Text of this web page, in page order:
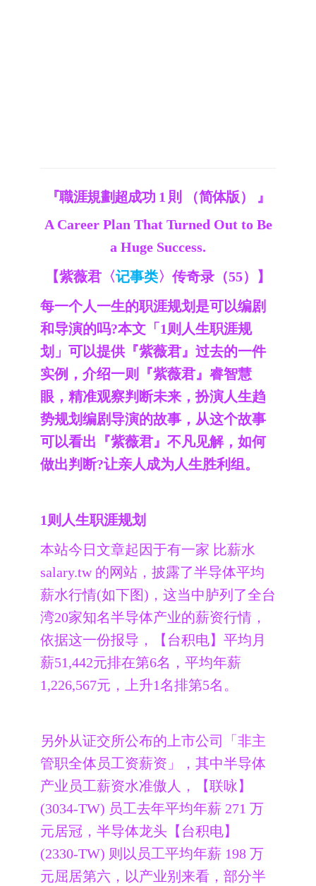
『職涯規劃超成功 1 則 （简体版） 』
A Career Plan That Turned Out to Be
a Huge Success.
【紫薇君〈记事类〉传奇录（55）】
每一个人一生的职涯规划是可以编剧
和导演的吗?本文「1则人生职涯规
划」可以提供『紫薇君』过去的一件
实例，介绍一则『紫薇君』睿智慧
眼，精准观察判断未来，扮演人生趋
势规划编剧导演的故事，从这个故事
可以看出『紫薇君』不凡见解，如何
做出判断?让亲人成为人生胜利组。
1则人生职涯规划
本站今日文章起因于有一家 比薪水
salary.tw 的网站，披露了半导体平均
薪水行情(如下图)，这当中胪列了全台
湾20家知名半导体产业的薪资行情，
依据这一份报导，【台积电】平均月
薪51,442元排在第6名，平均年薪
1,226,567元，上升1名排第5名。
另外从证交所公布的上市公司「非主
管职全体员工资薪资」，其中半导体
产业员工薪资水准傲人，【联咏】
(3034-TW) 员工去年平均年薪 271 万
元居冠，半导体龙头【台积电】
(2330-TW) 则以员工平均年薪 198 万
元屈居第六，以产业别来看，部分半